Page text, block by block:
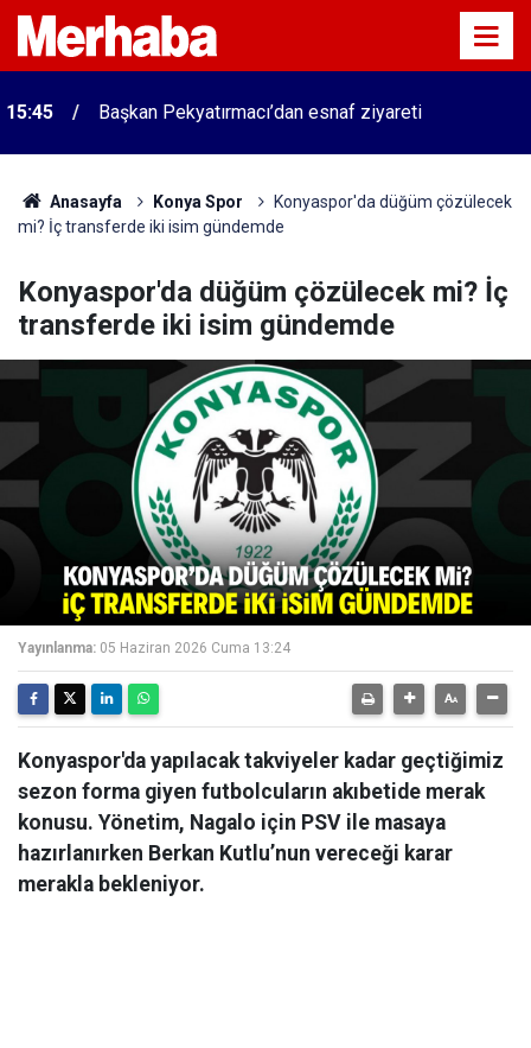
15:45 Başkan Pekyatırmacı’dan esnaf ziyareti
Anasayfa Konya Spor
Konyaspor'da düğüm çözülecek
mi? İç transferde iki isim gündemde
Konyaspor'da düğüm çözülecek mi? İç
transferde iki isim gündemde
Yayınlanma: 05 Haziran 2026 Cuma 13:24
Konyaspor'da yapılacak takviyeler kadar geçtiğimiz
sezon forma giyen futbolcuların akıbetide merak
konusu. Yönetim, Nagalo için PSV ile masaya
hazırlanırken Berkan Kutlu’nun vereceği karar
merakla bekleniyor.